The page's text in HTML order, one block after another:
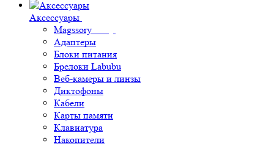
Аксессуары
Magssory
Адаптеры
Блоки питания
Брелоки Labubu
Веб-камеры и линзы
Диктофоны
Кабели
Карты памяти
Клавиатура
Накопители